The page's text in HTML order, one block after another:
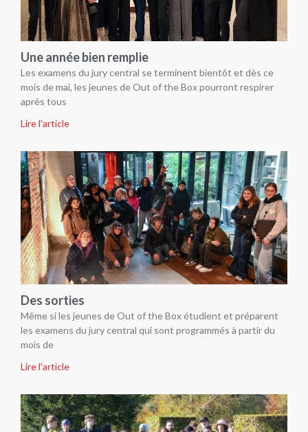
Une année bien remplie
Les examens du jury central se terminent bientôt et dès ce
mois de mai, les jeunes de Out of the Box pourront respirer
après tous
Lire l'article
Des sorties
Même si les jeunes de Out of the Box étudient et préparent
les examens du jury central qui sont programmés à partir du
mois de
Lire l'article